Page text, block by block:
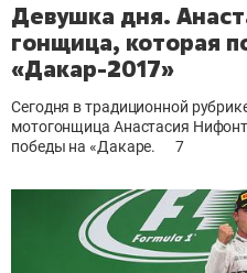
Девушка дня.
гонщица, которая
«Дакар-2017»
Сегодня в традиционной
мотогонщица Анастасия
победы на «Дакаре.
7